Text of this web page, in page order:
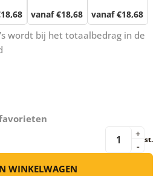
vanaf €18,68 vanaf €18,68
wordt bij het totaalbedrag in de
-
+ st.
WINKELWAGEN